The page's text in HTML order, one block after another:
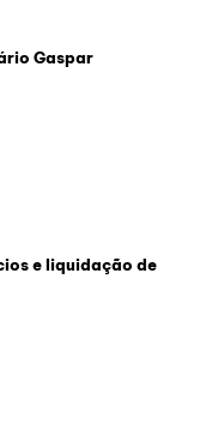
Gaspar
e liquidação de